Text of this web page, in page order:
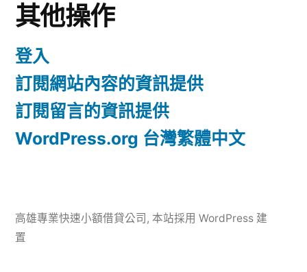
其他操作
登入
訂閱網站內容的資訊提供
訂閱留言的資訊提供
WordPress.org 台灣繁體中文
高雄專業快速小額借貸公司 , 本站採用 WordPress 建
置